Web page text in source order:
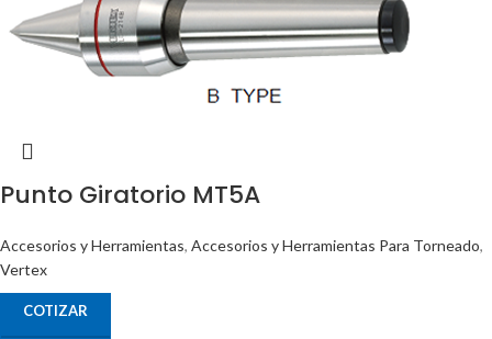
Punto Giratorio MT5A
Accesorios y Herramientas, Accesorios y Herramientas Para Torneado,
Vertex
COTIZAR